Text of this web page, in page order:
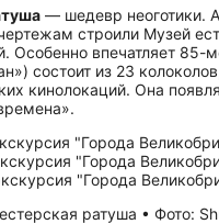
— шедевр неоготики.
строили Музей
Особенно впечатляет
состоит из 23
кинолокаций. Она
ратуша • Фото: